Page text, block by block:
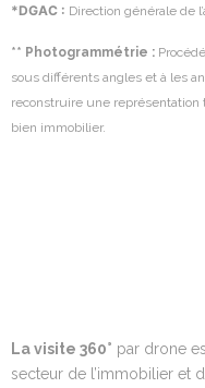
*DGAC : Direction générale de
** Photogrammétrie :
sous différents angles et à les
reconstruire une représentation
bien immobilier.
La visite 360° par drone
secteur de l’immobilier et